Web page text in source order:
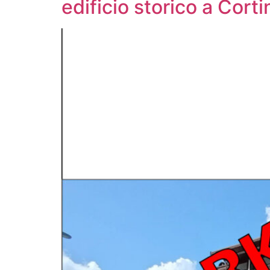
edificio storico a